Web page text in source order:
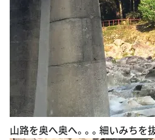
山路を奥へ奥へ。。。細いみちを